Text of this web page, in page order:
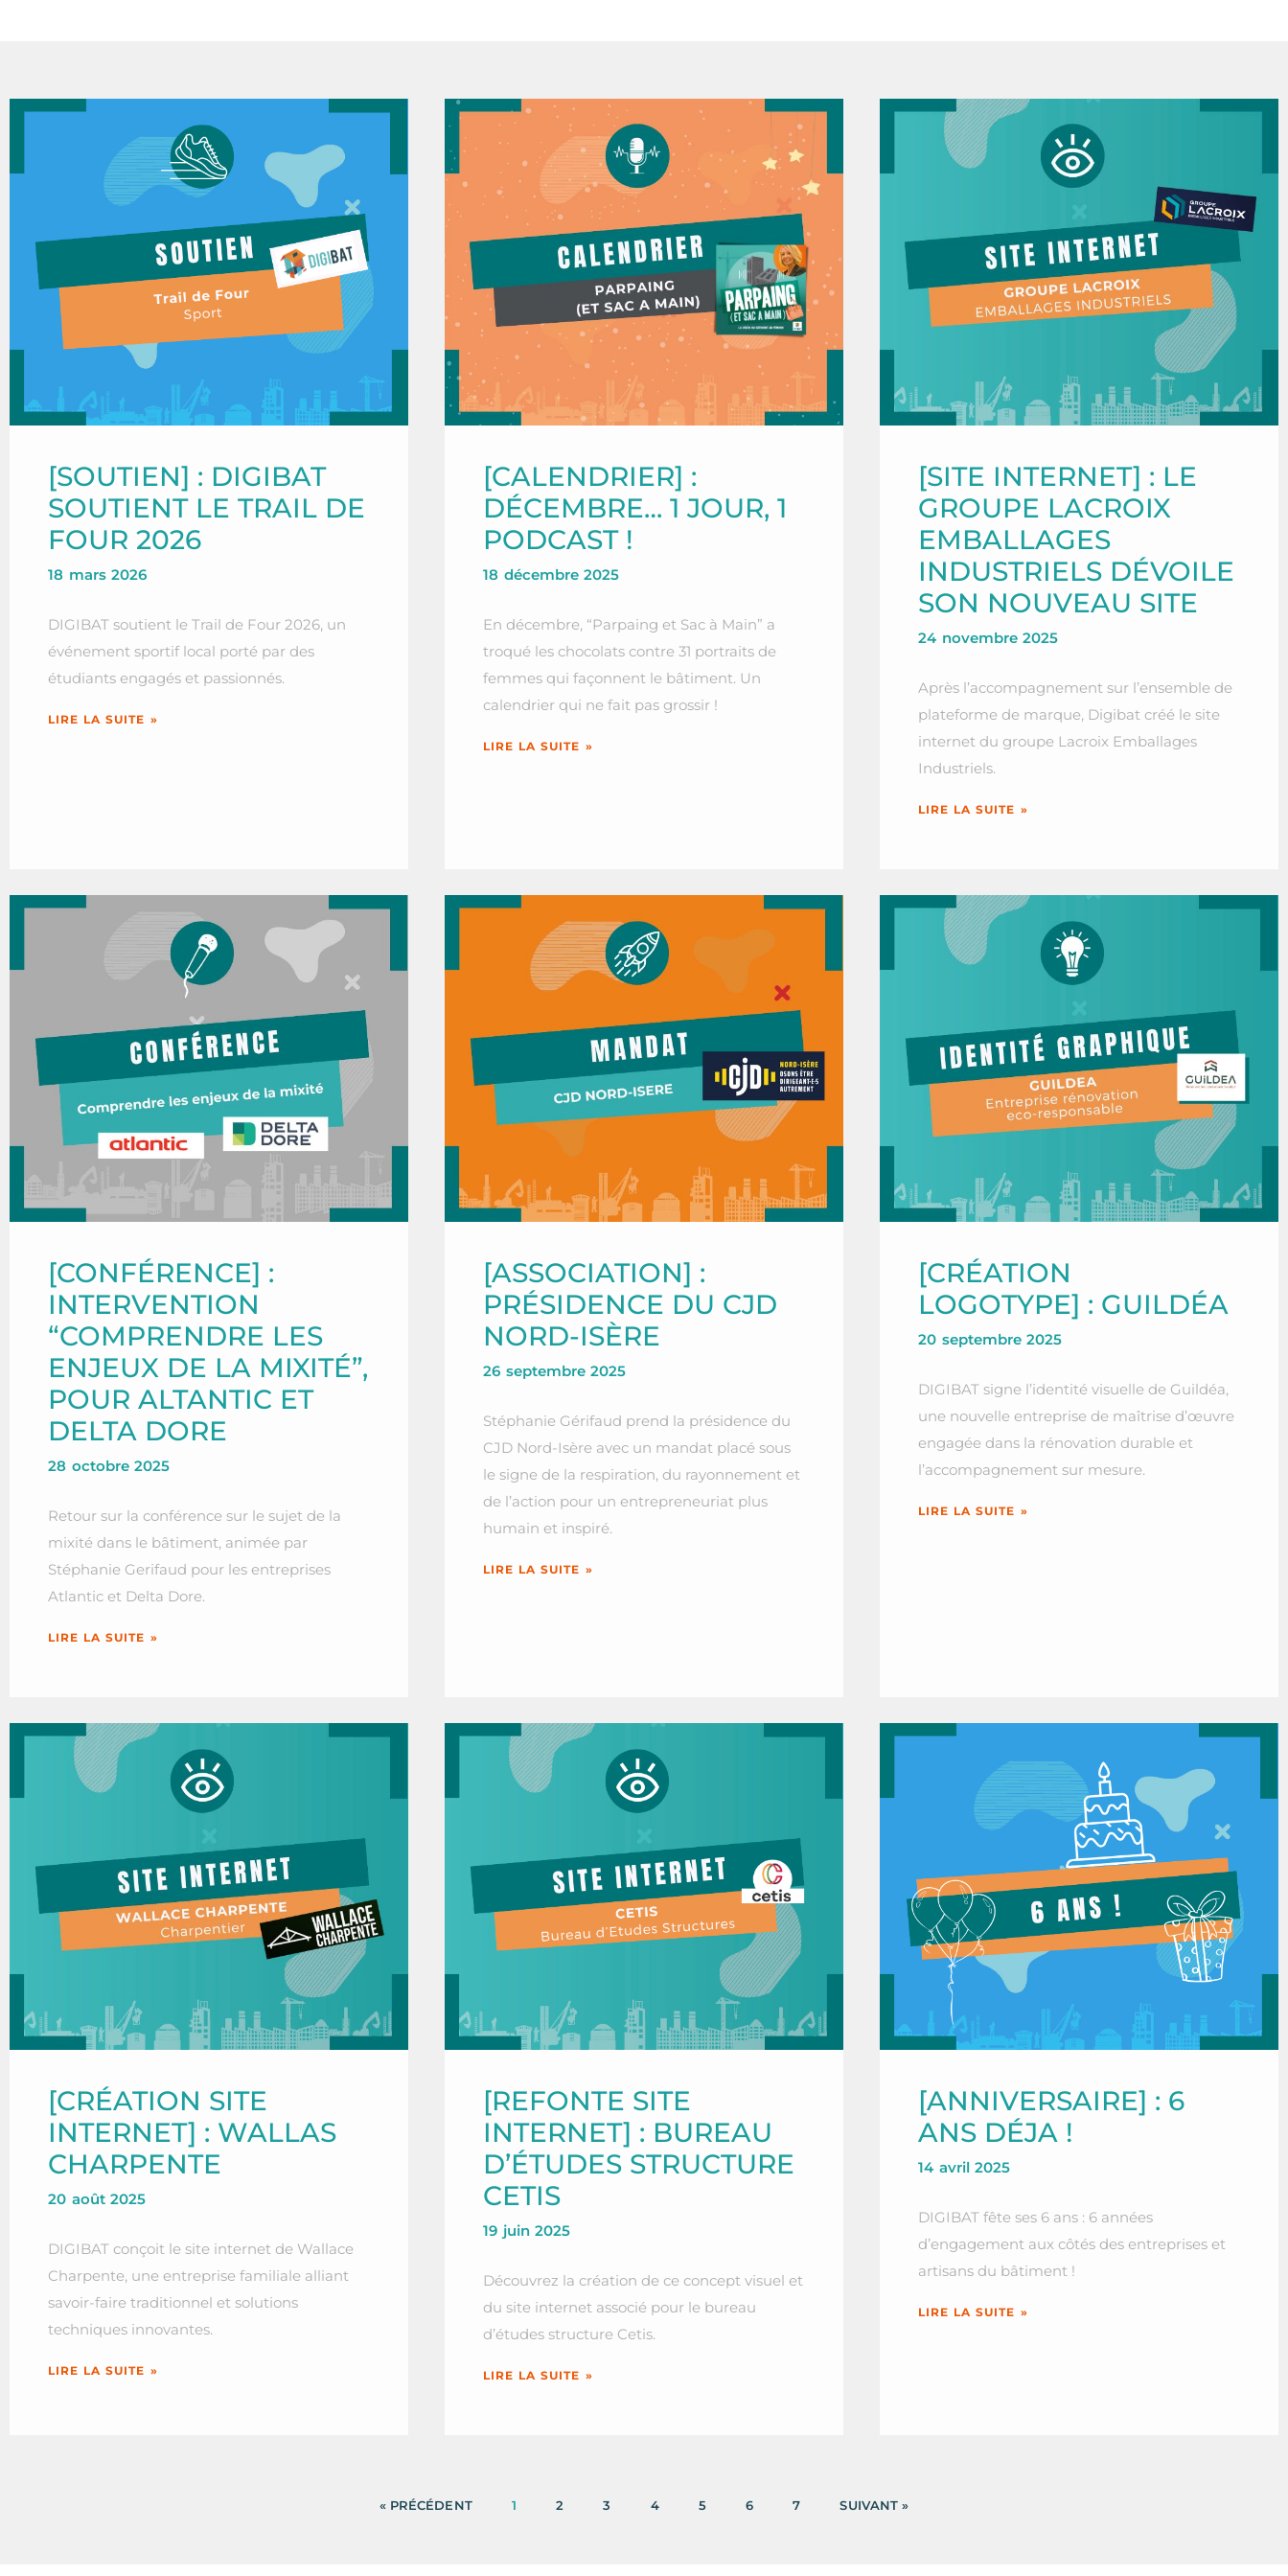
[SOUTIEN] : DIGIBAT
SOUTIENT LE TRAIL DE
FOUR 2026
18 mars 2026
DIGIBAT soutient le Trail de Four 2026, un
événement sportif local porté par des
étudiants engagés et passionnés.
LIRE LA SUITE »
[CALENDRIER] :
DÉCEMBRE… 1 JOUR, 1
PODCAST !
18 décembre 2025
En décembre, “Parpaing et Sac à Main” a
troqué les chocolats contre 31 portraits de
femmes qui façonnent le bâtiment. Un
calendrier qui ne fait pas grossir !
LIRE LA SUITE »
[SITE INTERNET] : LE
GROUPE LACROIX
EMBALLAGES
INDUSTRIELS DÉVOILE
SON NOUVEAU SITE
24 novembre 2025
Après l’accompagnement sur l’ensemble de
plateforme de marque, Digibat créé le site
internet du groupe Lacroix Emballages
Industriels.
LIRE LA SUITE »
[CONFÉRENCE] :
INTERVENTION
“COMPRENDRE LES
ENJEUX DE LA MIXITÉ”,
POUR ALTANTIC ET
DELTA DORE
28 octobre 2025
Retour sur la conférence sur le sujet de la
mixité dans le bâtiment, animée par
Stéphanie Gerifaud pour les entreprises
Atlantic et Delta Dore.
LIRE LA SUITE »
[ASSOCIATION] :
PRÉSIDENCE DU CJD
NORD-ISÈRE
26 septembre 2025
Stéphanie Gérifaud prend la présidence du
CJD Nord-Isère avec un mandat placé sous
le signe de la respiration, du rayonnement et
de l’action pour un entrepreneuriat plus
humain et inspiré.
LIRE LA SUITE »
[CRÉATION
LOGOTYPE] : GUILDÉA
20 septembre 2025
DIGIBAT signe l’identité visuelle de Guildéa,
une nouvelle entreprise de maîtrise d’œuvre
engagée dans la rénovation durable et
l’accompagnement sur mesure.
LIRE LA SUITE »
[CRÉATION SITE
INTERNET] : WALLAS
CHARPENTE
20 août 2025
DIGIBAT conçoit le site internet de Wallace
Charpente, une entreprise familiale alliant
savoir-faire traditionnel et solutions
techniques innovantes.
LIRE LA SUITE »
[REFONTE SITE
INTERNET] : BUREAU
D’ÉTUDES STRUCTURE
CETIS
19 juin 2025
Découvrez la création de ce concept visuel et
du site internet associé pour le bureau
d’études structure Cetis.
LIRE LA SUITE »
[ANNIVERSAIRE] : 6
ANS DÉJA !
14 avril 2025
DIGIBAT fête ses 6 ans : 6 années
d’engagement aux côtés des entreprises et
artisans du bâtiment !
LIRE LA SUITE »
« PRÉCÉDENT 1 2 3 4 5 6 7 SUIVANT »